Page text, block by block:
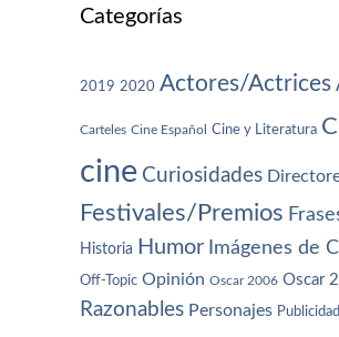
Categorías
2019 2020 Actores/Actrices
Carteles Cine Español Cine y Literatura
cine Curiosidades
Festivales/Premios
Historia Humor Imágenes de
Off-Topic Opinión Oscar 2006 Oscar
Razonables Personajes Publicidad